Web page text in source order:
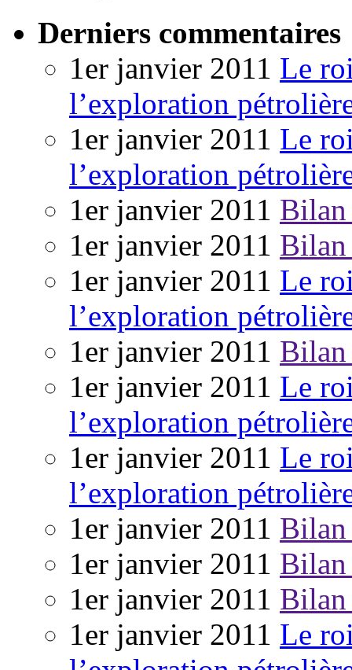
Derniers commentaires
1er janvier 2011 Le
l’exploration
1er janvier 2011 Le
l’exploration
1er janvier 2011 Bilan
1er janvier 2011 Bilan
1er janvier 2011 Le
l’exploration
1er janvier 2011 Bilan
1er janvier 2011 Le
l’exploration
1er janvier 2011 Le
l’exploration
1er janvier 2011 Bilan
1er janvier 2011 Bilan
1er janvier 2011 Bilan
1er janvier 2011 Le